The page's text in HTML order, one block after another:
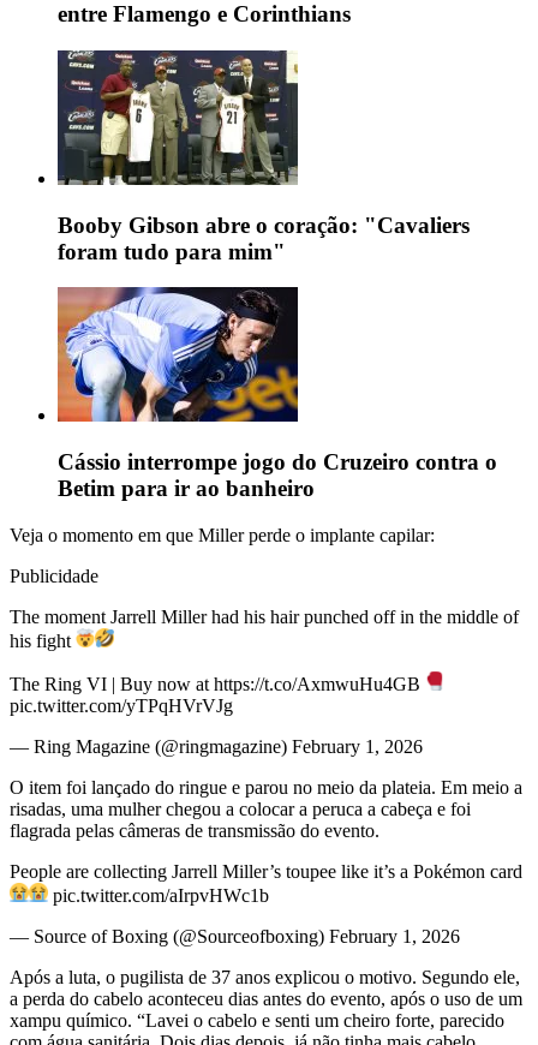
entre Flamengo e Corinthians
Booby Gibson abre o coração: "Cavaliers
foram tudo para mim"
Cássio interrompe jogo do Cruzeiro contra o
Betim para ir ao banheiro
Veja o momento em que Miller perde o implante capilar:
Publicidade
The moment Jarrell Miller had his hair punched off in the middle of
his fight
The Ring VI | Buy now at https://t.co/AxmwuHu4GB
pic.twitter.com/yTPqHVrVJg
— Ring Magazine (@ringmagazine) February 1, 2026
O item foi lançado do ringue e parou no meio da plateia. Em meio a
risadas, uma mulher chegou a colocar a peruca a cabeça e foi
flagrada pelas câmeras de transmissão do evento.
People are collecting Jarrell Miller’s toupee like it’s a Pokémon card
pic.twitter.com/aIrpvHWc1b
— Source of Boxing (@Sourceofboxing) February 1, 2026
Após a luta, o pugilista de 37 anos explicou o motivo. Segundo ele,
a perda do cabelo aconteceu dias antes do evento, após o uso de um
xampu químico. “Lavei o cabelo e senti um cheiro forte, parecido